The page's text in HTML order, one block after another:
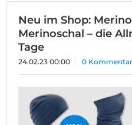
Neu im Shop:
Merinoschal – die
Tage
24.02.23 00:00 0